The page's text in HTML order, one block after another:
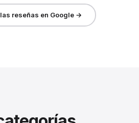
reseñas en Google →